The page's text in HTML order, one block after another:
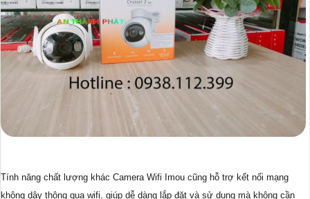
Tính năng chất lượng khác Camera Wifi Imou cũng hỗ trợ kết nối mạng
không dây thông qua wifi, giúp dễ dàng lắp đặt và sử dụng mà không cần